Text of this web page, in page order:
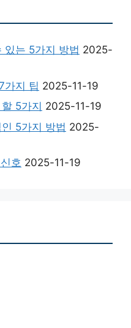
있는 5가지 방법 2025-
가지 팁 2025-11-19
5가지 2025-11-19
5가지 방법 2025-
호 2025-11-19